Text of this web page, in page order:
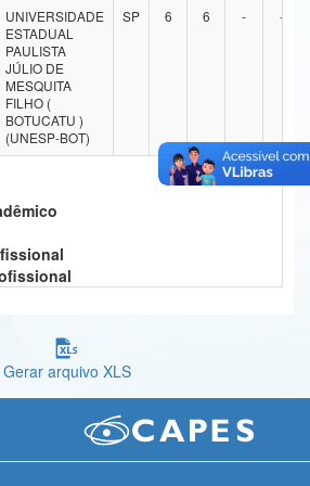
Inovações e Comunicações
Regional
e dos Direitos Humanos
UNIVERSIDADE
ESTADUAL
PAULISTA
JÚLIO DE
MESQUITA
FILHO (
BOTUCATU )
(UNESP-BOT)
SP 6 6 - -
Gerar arquivo XLS